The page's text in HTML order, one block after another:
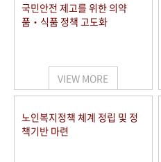
국민안전 제고를 위한 의약
품‧식품 정책 고도화
VIEW MORE
노인복지정책 체계 정립 및 정
책기반 마련